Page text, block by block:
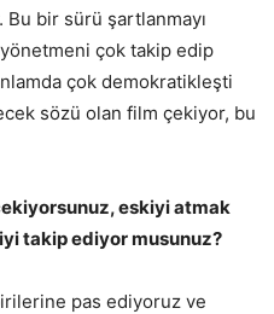
Bu bir sürü şartlanmayı
çok takip edip
çok demokratikleşti
sözü olan film çekiyor, bu
eskiyi atmak
takip ediyor musunuz?
pas ediyoruz ve